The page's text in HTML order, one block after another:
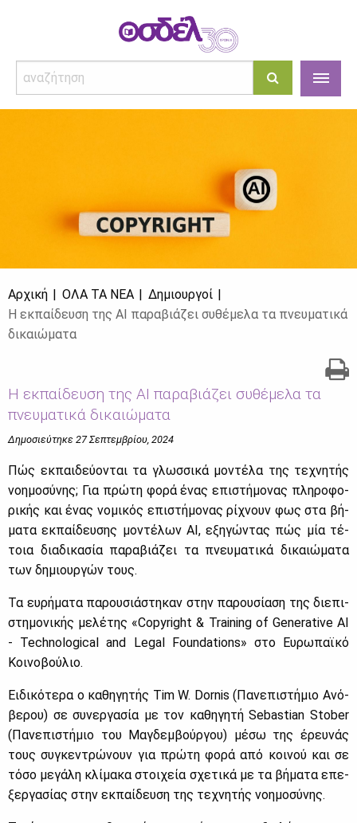
Αρχική ΌΛΑ ΤΑ ΝΈΑ
Δημιουργοί
Η εκπαίδευση της AI παραβιάζει συθέμελα τα πνευματικά
δικαιώματα
Η εκπαίδευση της AI παραβιάζει συθέμελα τα
πνευματικά δικαιώματα
Δημοσιεύτηκε 27 Σεπτεμβρίου, 2024
Πώς εκ­παι­δεύ­ο­νται τα γλωσ­σι­κά μο­ντέ­λα της τε­χνη­τής
νοη­μο­σύ­νης; Για πρώ­τη φο­ρά ένας επι­στή­μο­νας πλη­ρο­φο­
ρι­κής και ένας νο­μι­κός επι­στή­μο­νας ρί­χνουν φως στα βή­
μα­τα εκ­παί­δευ­σης μο­ντέ­λων AI, εξη­γώ­ντας πώς μία τέ­
τοια δια­δι­κα­σία πα­ρα­βιά­ζει τα πνευ­μα­τι­κά δι­καιώ­μα­τα
των δη­μιουρ­γών τους.
Τα ευ­ρή­μα­τα πα­ρου­σιά­στη­καν στην πα­ρου­σί­α­ση της διε­πι­
στη­μο­νι­κής με­λέ­της «Copyright & Training of Generative AI
- Technological and Legal Foundations» στο Ευ­ρω­παϊ­κό
Κοι­νο­βού­λιο.
Ει­δι­κό­τε­ρα ο κα­θη­γη­τής Tim W. Dornis (Πα­νε­πι­στή­μιο Ανό­
βε­ρου) σε συ­νερ­γα­σία με τον κα­θη­γη­τή Sebastian Stober
(Πα­νε­πι­στή­μιο του Μα­γδεμ­βούρ­γου) μέ­σω της έρευ­νάς
τους συ­γκε­ντρώ­νουν για πρώ­τη φο­ρά από κοι­νού και σε
τό­σο με­γά­λη κλί­μα­κα στοι­χεία σχε­τι­κά με τα βή­μα­τα επε­
ξερ­γα­σί­ας στην εκ­παί­δευ­ση της τε­χνη­τής νοη­μο­σύ­νης.